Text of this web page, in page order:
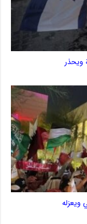
ويحذر